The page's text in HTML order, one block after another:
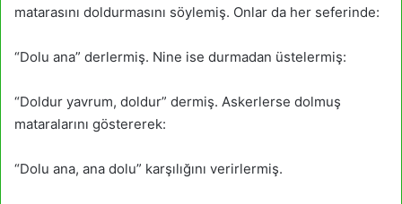
matarasını doldurmasını söylemiş. Onlar da her seferinde:
“Dolu ana” derlermiş. Nine ise durmadan üstelermiş:
“Doldur yavrum, doldur” dermiş. Askerlerse dolmuş
mataralarını göstererek:
“Dolu ana, ana dolu” karşılığını verirlermiş.